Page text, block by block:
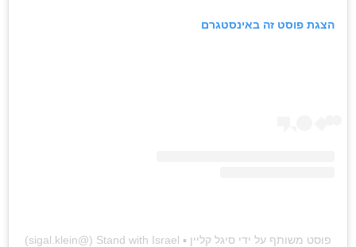
הצגת פוסט זה באינסטגרם
פוסט משותף על ידי ‏‎סיגל קליין ▪︎ Stand with Israel‎‏ (@‏‎sigal.klein‎‏)